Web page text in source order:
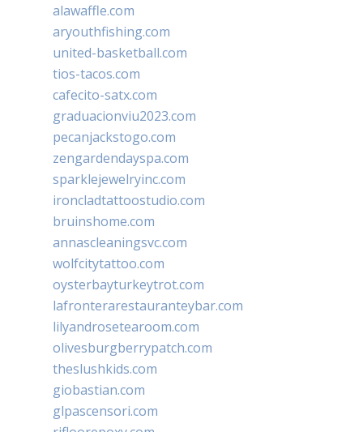
alawaffle.com
aryouthfishing.com
united-basketball.com
tios-tacos.com
cafecito-satx.com
graduacionviu2023.com
pecanjackstogo.com
zengardendayspa.com
sparklejewelryinc.com
ironcladtattoostudio.com
bruinshome.com
annascleaningsvc.com
wolfcitytattoo.com
oysterbayturkeytrot.com
lafronterarestauranteybar.com
lilyandrosetearoom.com
olivesburgberrypatch.com
theslushkids.com
giobastian.com
glpascensori.com